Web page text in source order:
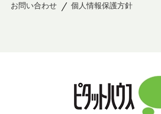
お問い合わせ
個人情報保護方針